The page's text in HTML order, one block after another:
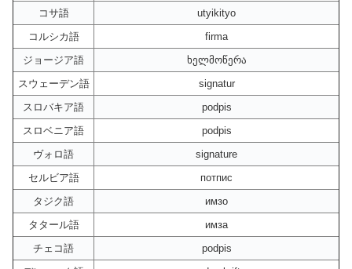
コサ語
utyikityo
コルシカ語
firma
ジョージア語
ხელმოწერა
スウェーデン語
signatur
スロバキア語
podpis
スロベニア語
podpis
ヴォロ語
signature
セルビア語
потпис
タジク語
имзо
タタール語
имза
チェコ語
podpis